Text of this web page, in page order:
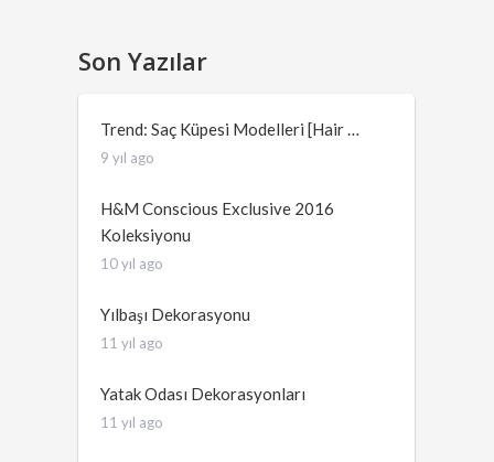
Son Yazılar
Trend: Saç Küpesi Modelleri [Hair …
9 yıl ago
H&M Conscious Exclusive 2016
Koleksiyonu
10 yıl ago
Yılbaşı Dekorasyonu
11 yıl ago
Yatak Odası Dekorasyonları
11 yıl ago